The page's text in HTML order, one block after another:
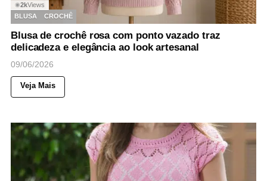
◉2kViews
BLUSA
CROCHÊ
Blusa de crochê rosa com ponto vazado traz
delicadeza e elegância ao look artesanal
09/06/2026
Veja Mais